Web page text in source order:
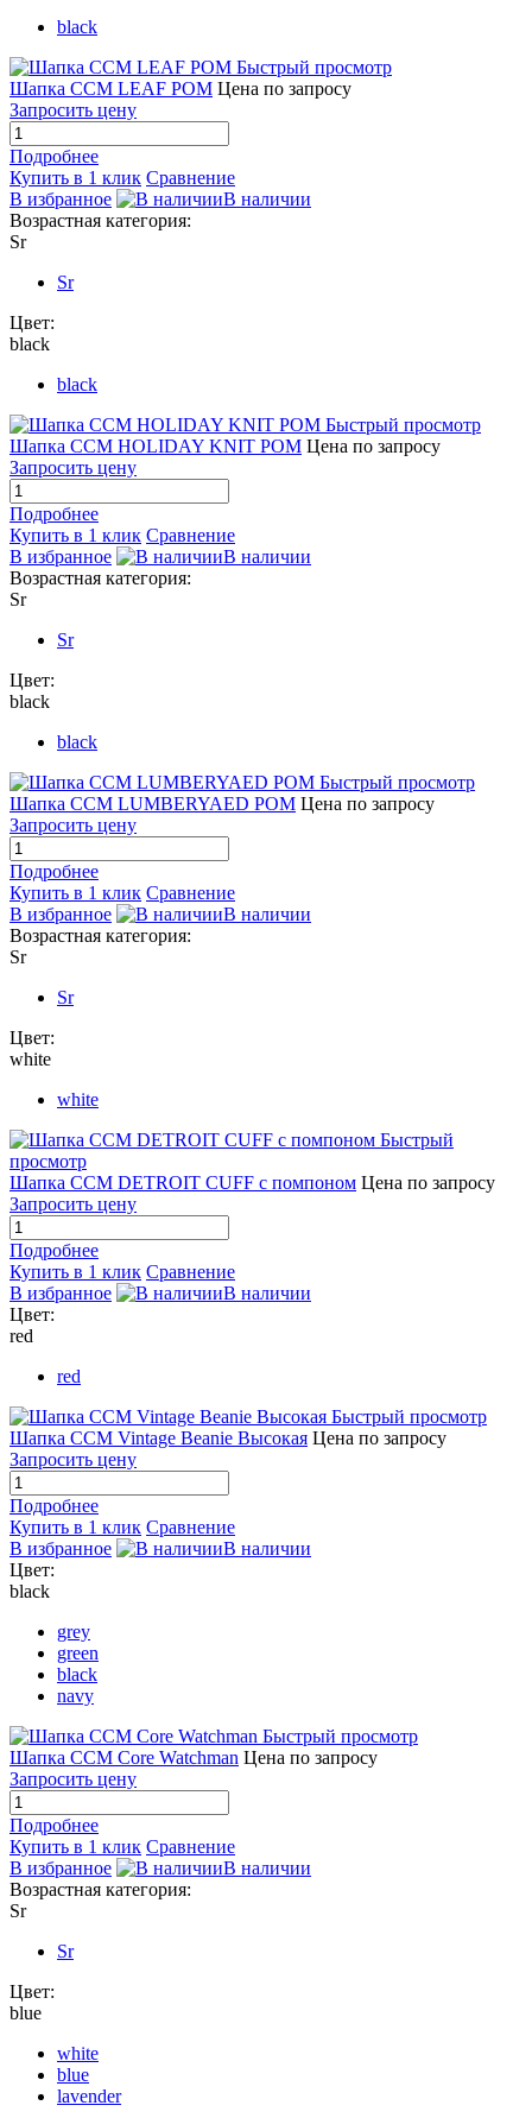
black
Быстрый просмотр
Шапка CCM LEAF POM Цена по запросу
Запросить цену
Подробнее
Купить в 1 клик Сравнение
В избранное
В наличии
Возрастная категория:
Sr
Sr
Цвет:
black
black
Быстрый просмотр
Шапка CCM HOLIDAY KNIT POM Цена по запросу
Запросить цену
Подробнее
Купить в 1 клик Сравнение
В избранное
В наличии
Возрастная категория:
Sr
Sr
Цвет:
black
black
Быстрый просмотр
Шапка CCM LUMBERYAED POM Цена по запросу
Запросить цену
Подробнее
Купить в 1 клик Сравнение
В избранное
В наличии
Возрастная категория:
Sr
Sr
Цвет:
white
white
Быстрый
просмотр
Шапка CCM DETROIT CUFF с помпоном Цена по запросу
Запросить цену
Подробнее
Купить в 1 клик Сравнение
В избранное
В наличии
Цвет:
red
red
Быстрый просмотр
Шапка CCM Vintage Beanie Высокая Цена по запросу
Запросить цену
Подробнее
Купить в 1 клик Сравнение
В избранное
В наличии
Цвет:
black
grey
green
black
navy
Быстрый просмотр
Шапка CCM Core Watchman Цена по запросу
Запросить цену
Подробнее
Купить в 1 клик Сравнение
В избранное
В наличии
Возрастная категория:
Sr
Sr
Цвет:
blue
white
blue
lavender